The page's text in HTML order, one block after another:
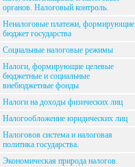
органов. Налоговый контроль.
Неналоговые платежи, формирующие
бюджет государства
Социальные налоговые режимы
Налоги, формирующие целевые
бюджетные и социальные
внебюджетные фонды
Налоги на доходы физических лиц
Налогообложение юридических лиц
Налоговоя система и налоговая
политика государства.
Экономическая природа налогов.